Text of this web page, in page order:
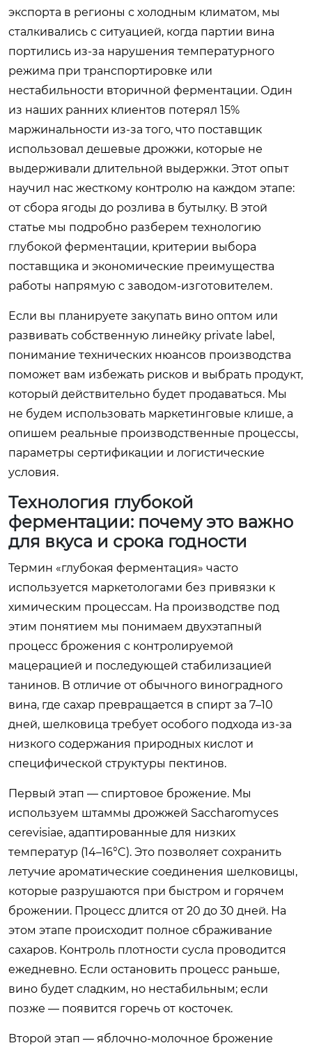
экспорта в регионы с холодным климатом, мы
сталкивались с ситуацией, когда партии вина
портились из-за нарушения температурного
режима при транспортировке или
нестабильности вторичной ферментации. Один
из наших ранних клиентов потерял 15%
маржинальности из-за того, что поставщик
использовал дешевые дрожжи, которые не
выдерживали длительной выдержки. Этот опыт
научил нас жесткому контролю на каждом этапе:
от сбора ягоды до розлива в бутылку. В этой
статье мы подробно разберем технологию
глубокой ферментации, критерии выбора
поставщика и экономические преимущества
работы напрямую с заводом-изготовителем.
Если вы планируете закупать вино оптом или
развивать собственную линейку private label,
понимание технических нюансов производства
поможет вам избежать рисков и выбрать продукт,
который действительно будет продаваться. Мы
не будем использовать маркетинговые клише, а
опишем реальные производственные процессы,
параметры сертификации и логистические
условия.
Технология глубокой
ферментации: почему это важно
для вкуса и срока годности
Термин «глубокая ферментация» часто
используется маркетологами без привязки к
химическим процессам. На производстве под
этим понятием мы понимаем двухэтапный
процесс брожения с контролируемой
мацерацией и последующей стабилизацией
танинов. В отличие от обычного виноградного
вина, где сахар превращается в спирт за 7–10
дней, шелковица требует особого подхода из-за
низкого содержания природных кислот и
специфической структуры пектинов.
Первый этап — спиртовое брожение. Мы
используем штаммы дрожжей Saccharomyces
cerevisiae, адаптированные для низких
температур (14–16°C). Это позволяет сохранить
летучие ароматические соединения шелковицы,
которые разрушаются при быстром и горячем
брожении. Процесс длится от 20 до 30 дней. На
этом этапе происходит полное сбраживание
сахаров. Контроль плотности сусла проводится
ежедневно. Если остановить процесс раньше,
вино будет сладким, но нестабильным; если
позже — появится горечь от косточек.
Второй этап — яблочно-молочное брожение